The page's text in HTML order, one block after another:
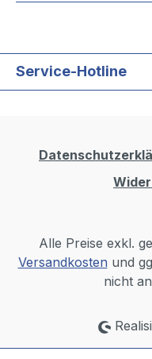
Service-Hotline
Alle Preise exkl.
Versandkosten und
nicht